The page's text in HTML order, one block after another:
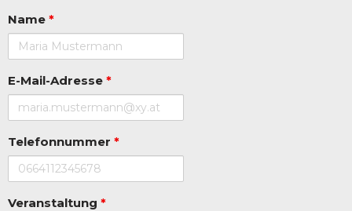
Name *
E-Mail-Adresse *
Telefonnummer *
Veranstaltung *